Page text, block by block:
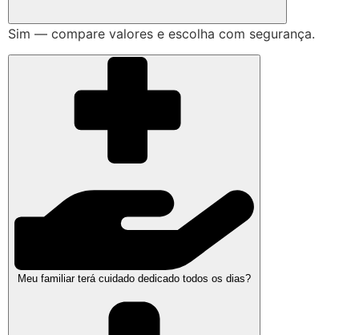
Sim — compare valores e escolha com segurança.
Meu familiar terá cuidado dedicado todos os dias?